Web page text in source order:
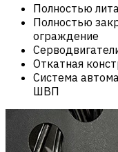
Полностью
Полностью
ограждение
Откатная
Система
ШВП